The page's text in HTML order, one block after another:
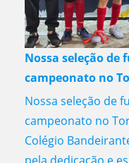
Nossa seleção de
campeonato no
Nossa seleção de
campeonato no
Colégio